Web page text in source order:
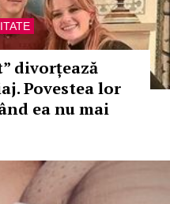
divorțează
Povestea lor
ea nu mai